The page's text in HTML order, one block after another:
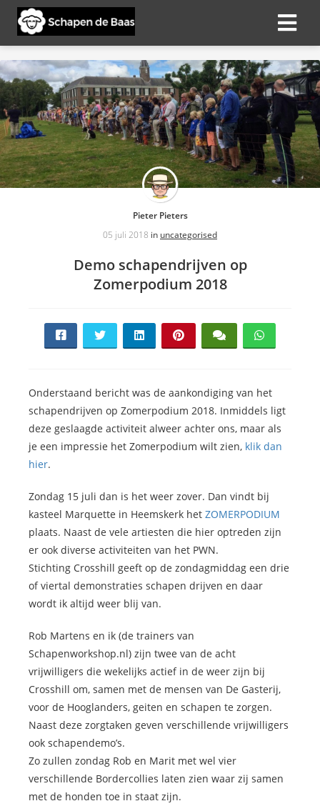
Pieter Pieters
05 juli 2018 in uncategorised
Demo schapendrijven op
Zomerpodium 2018
Onderstaand bericht was de aankondiging van het
schapendrijven op Zomerpodium 2018. Inmiddels ligt
deze geslaagde activiteit alweer achter ons, maar als
je een impressie het Zomerpodium wilt zien, klik dan
hier.
Zondag 15 juli dan is het weer zover. Dan vindt bij
kasteel Marquette in Heemskerk het ZOMERPODIUM
plaats. Naast de vele artiesten die hier optreden zijn
er ook diverse activiteiten van het PWN.
Stichting Crosshill geeft op de zondagmiddag een drie
of viertal demonstraties schapen drijven en daar
wordt ik altijd weer blij van.
Rob Martens en ik (de trainers van
Schapenworkshop.nl) zijn twee van de acht
vrijwilligers die wekelijks actief in de weer zijn bij
Crosshill om, samen met de mensen van De Gasterij,
voor de Hooglanders, geiten en schapen te zorgen.
Naast deze zorgtaken geven verschillende vrijwilligers
ook schapendemo’s.
Zo zullen zondag Rob en Marit met wel vier
verschillende Bordercollies laten zien waar zij samen
met de honden toe in staat zijn.
worden
over
van
op
te
Hierdoor
website-